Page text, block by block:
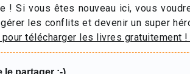
! Si vous êtes nouveau ici, vous
les conflits et devenir un super
télécharger les livres gratuitement !